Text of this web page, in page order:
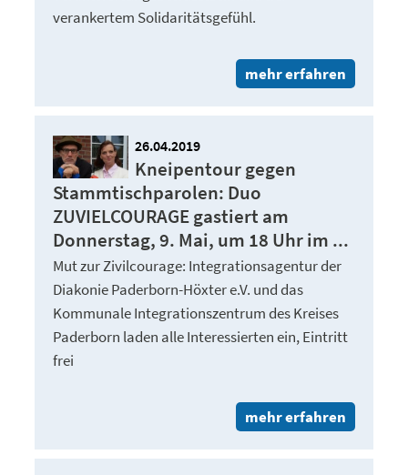
verankertem Solidaritätsgefühl.
mehr erfahren
26.04.2019
Kneipentour gegen
Stammtischparolen: Duo
ZUVIELCOURAGE gastiert am
Donnerstag, 9. Mai, um 18 Uhr im ...
Mut zur Zivilcourage: Integrationsagentur der
Diakonie Paderborn-Höxter e.V. und das
Kommunale Integrationszentrum des Kreises
Paderborn laden alle Interessierten ein, Eintritt
frei
mehr erfahren